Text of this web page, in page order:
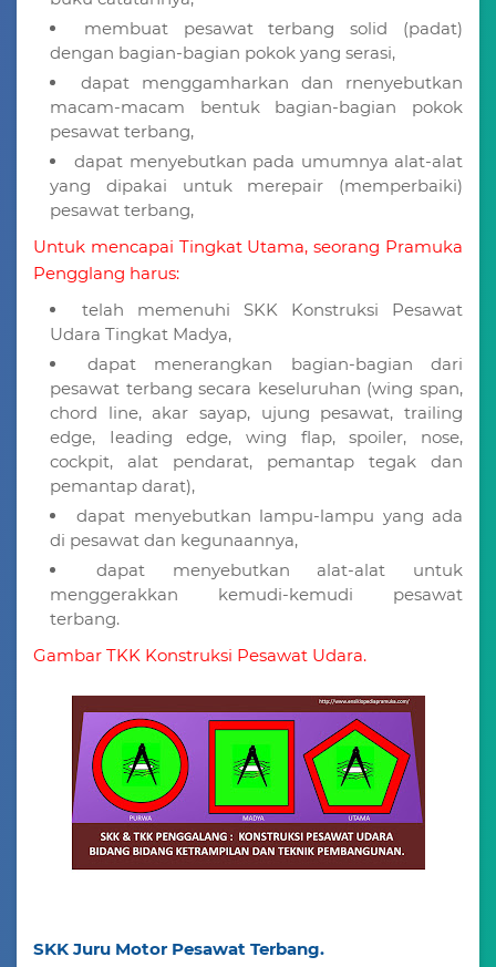
membuat pesawat terbang solid (padat)
dengan bagian-bagian pokok yang serasi,
dapat menggamharkan dan rnenyebutkan
macam-macam bentuk bagian-bagian pokok
pesawat terbang,
dapat menyebutkan pada umumnya alat-alat
yang dipakai untuk merepair (memperbaiki)
pesawat terbang,
Untuk mencapai Tingkat Utama, seorang Pramuka
Pengglang harus:
telah memenuhi SKK Konstruksi Pesawat
Udara Tingkat Madya,
dapat menerangkan bagian-bagian dari
pesawat terbang secara keseluruhan (wing span,
chord line, akar sayap, ujung pesawat, trailing
edge, Ieading edge, wing flap, spoiler, nose,
cockpit, alat pendarat, pemantap tegak dan
pemantap darat),
dapat menyebutkan lampu-lampu yang ada
di pesawat dan kegunaannya,
dapat menyebutkan alat-alat untuk
menggerakkan kemudi-kemudi pesawat
terbang.
Gambar TKK Konstruksi Pesawat Udara.
SKK Juru Motor Pesawat Terbang.